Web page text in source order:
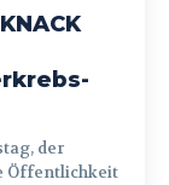
Öffentlichkeit